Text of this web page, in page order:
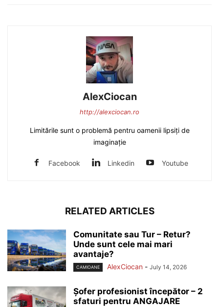
AlexCiocan
http://alexciocan.ro
Limitările sunt o problemă pentru oamenii lipsiți de
imaginație
Facebook Linkedin Youtube
RELATED ARTICLES
Comunitate sau Tur – Retur?
Unde sunt cele mai mari
avantaje?
CAMIOANE AlexCiocan - July 14, 2026
Șofer profesionist începător – 2
sfaturi pentru ANGAJARE